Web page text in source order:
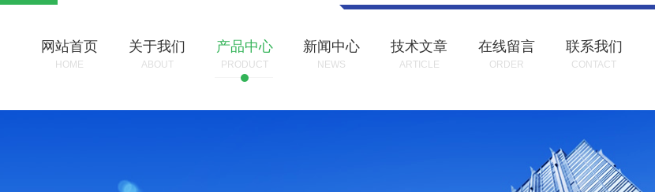
网站首页
HOME
关于我们
ABOUT
产品中心
PRODUCT
新闻中心
NEWS
技术文章
ARTICLE
在线留言
ORDER
联系我们
CONTACT